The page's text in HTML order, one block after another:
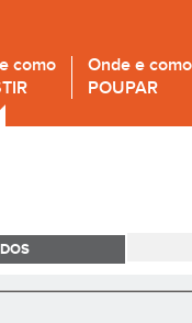
como
Onde e como
POUPAR